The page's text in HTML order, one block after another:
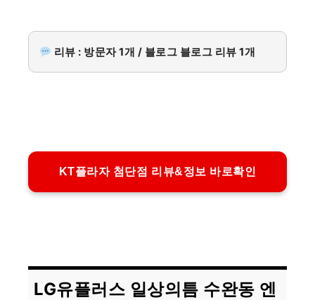
리뷰 : 방문자 1개 / 블로그 블로그 리뷰 1개
KT플라자 첨단점 리뷰&정보 바로확인
LG유플러스 일상의틈 수완동 엔